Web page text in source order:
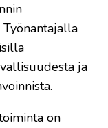
Työnantajalla
ja
on